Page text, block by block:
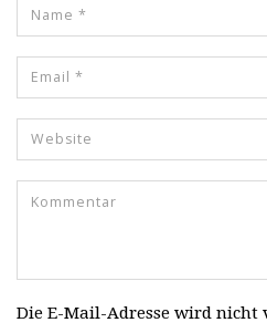
Die E-Mail-Adresse wird